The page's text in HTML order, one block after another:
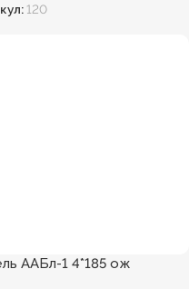
120
ААБл-1 4*185 ож